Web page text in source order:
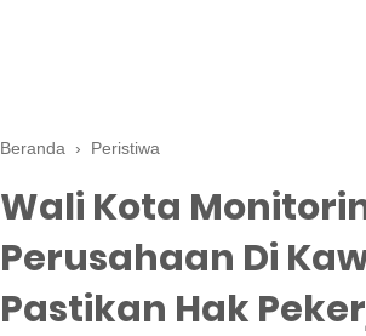
Beranda › Peristiwa
Wali Kota
Perusahaan Di
Pastikan Hak